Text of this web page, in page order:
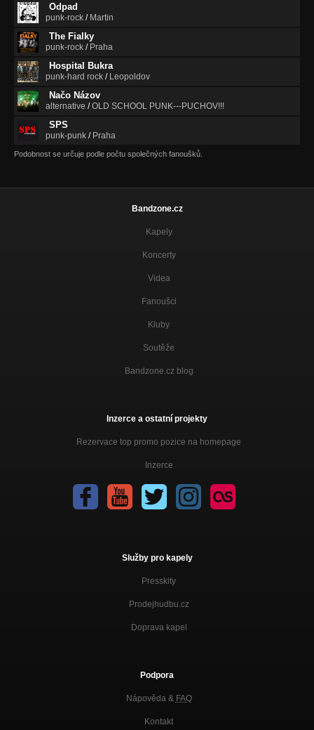
Odpad
punk-rock / Martin
The Fialky
punk-rock / Praha
Hospital Bukra
punk-hard rock / Leopoldov
Načo Názov
alternative /OLD SCHOOL PUNK---PUCHOV!!!
SPS
punk-punk / Praha
Podobnost se určuje podle počtu společných fanoušků.
Bandzone.cz
Kapely
Koncerty
Videa
Fanoušci
Kluby
Soutěže
Bandzone.cz blog
Inzerce a ostatní projekty
Rezervace top promo pozice na homepage
Inzerce
Služby pro kapely
Presskity
Prodejhudbu.cz
Doprava kapel
Podpora
Nápověda & FAQ
Kontakt